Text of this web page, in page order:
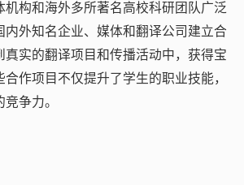
机构和海外多所著名高校科研团队广泛
内外知名企业、媒体和翻译公司建立合
真实的翻译项目和传播活动中，获得宝
作项目不仅提升了学生的职业技能，
争力。